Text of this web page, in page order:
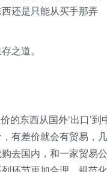
还是只能从买手那弄
之道。
的东西从国外‘出口’到
有差价就会有贸易，几
去国内，和一家贸易公